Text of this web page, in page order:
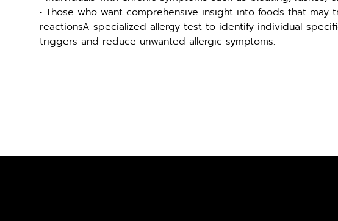
• Those who want comprehensive insight into foods that may
reactionsA specialized allergy test to identify individual-
triggers and reduce unwanted allergic symptoms.